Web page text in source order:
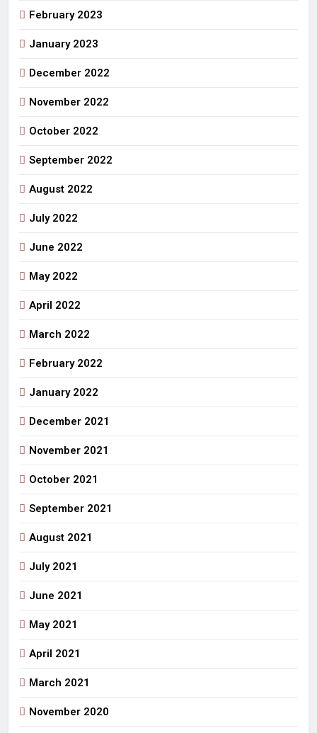
February 2023
January 2023
December 2022
November 2022
October 2022
September 2022
August 2022
July 2022
June 2022
May 2022
April 2022
March 2022
February 2022
January 2022
December 2021
November 2021
October 2021
September 2021
August 2021
July 2021
June 2021
May 2021
April 2021
March 2021
November 2020